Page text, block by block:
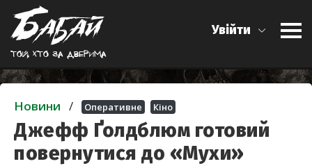
Той, хто за дверима
Увійти
Новини / Оперативне Кіно
Джефф Ґолдблюм готовий
повернутися до «Мухи»